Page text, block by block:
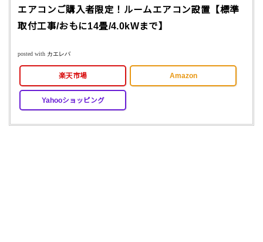
エアコンご購入者限定！ルームエアコン設置【標準
取付工事/おもに14畳/4.0kWまで】
posted with カエレバ
楽天市場 Amazon
Yahooショッピング